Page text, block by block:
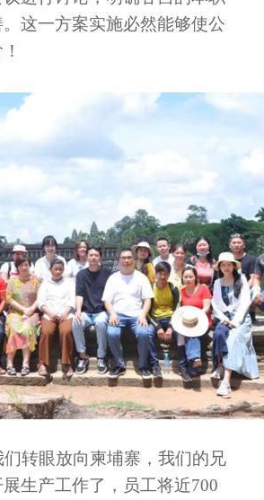
这一方案实施必然能够使公
转眼放向柬埔寨，我们的兄
生产工作了，员工将近700